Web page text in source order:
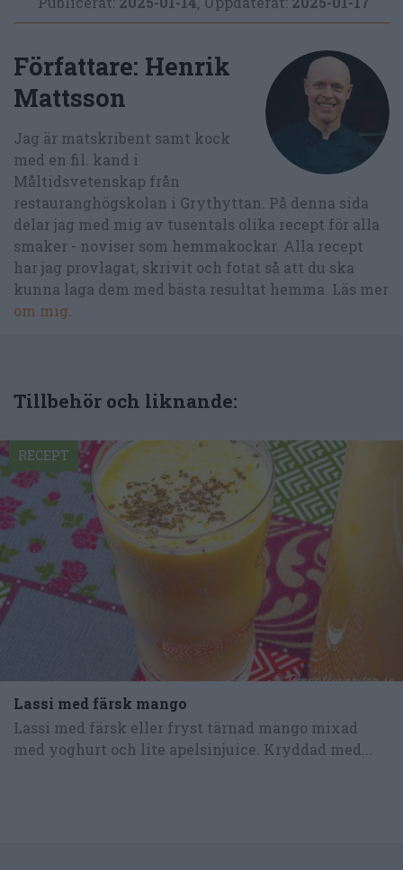
Författare: Henrik
Mattsson
Jag är matskribent samt kock
med en fil. kand i
Måltidsvetenskap från
restauranghögskolan i Grythyttan. På denna sida
delar jag med mig av tusentals olika recept för alla
smaker - noviser som hemmakockar. Alla recept
har jag provlagat, skrivit och fotat så att du ska
kunna laga dem med bästa resultat hemma. Läs mer
om mig
Tillbehör och liknande:
Lassi med färsk mango
Lassi med färsk eller fryst tärnad mango mixad
med yoghurt och lite apelsinjuice. Kryddad med...
RECEPT